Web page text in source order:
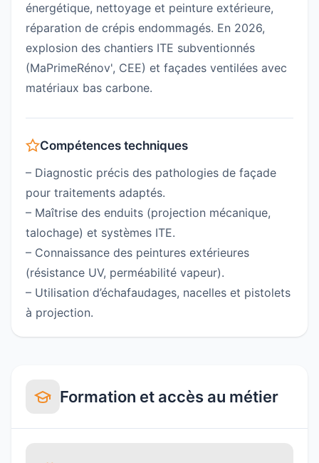
énergétique, nettoyage et peinture extérieure,
réparation de crépis endommagés. En 2026,
explosion des chantiers ITE subventionnés
(MaPrimeRénov', CEE) et façades ventilées avec
matériaux bas carbone.
Compétences techniques
– Diagnostic précis des pathologies de façade
pour traitements adaptés.
– Maîtrise des enduits (projection mécanique,
talochage) et systèmes ITE.
– Connaissance des peintures extérieures
(résistance UV, perméabilité vapeur).
– Utilisation d’échafaudages, nacelles et pistolets
à projection.
Formation et accès au métier